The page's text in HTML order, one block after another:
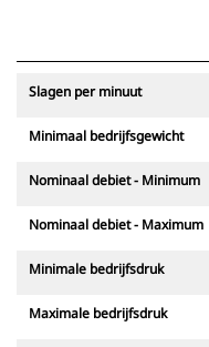
Slagen per minuut
Minimaal bedrijfsgewicht
Nominaal debiet - Minimum
Nominaal debiet - Maximum
Minimale bedrijfsdruk
Maximale bedrijfsdruk